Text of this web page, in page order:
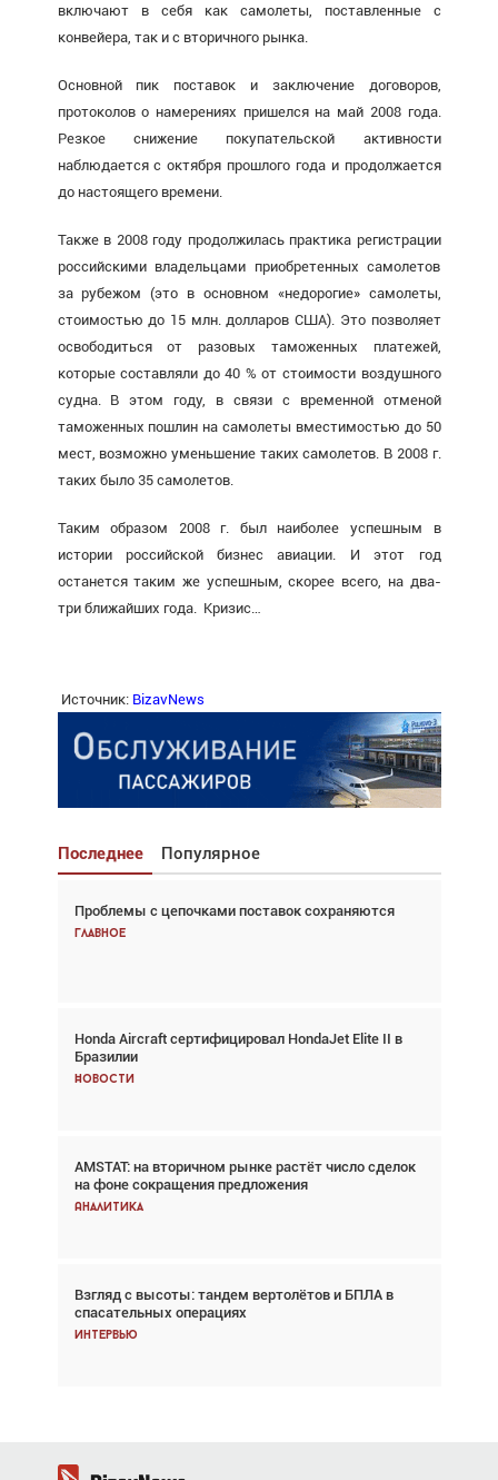
включают в себя как самолеты, поставленные с
конвейера, так и с вторичного рынка.
Основной пик поставок и заключение договоров,
протоколов о намерениях пришелся на май 2008 года.
Резкое снижение покупательской активности
наблюдается с октября прошлого года и продолжается
до настоящего времени.
Также в 2008 году продолжилась практика регистрации
российскими владельцами приобретенных самолетов
за рубежом (это в основном «недорогие» самолеты,
стоимостью до 15 млн. долларов США). Это позволяет
освободиться от разовых таможенных платежей,
которые составляли до 40 % от стоимости воздушного
судна. В этом году, в связи с временной отменой
таможенных пошлин на самолеты вместимостью до 50
мест, возможно уменьшение таких самолетов. В 2008 г.
таких было 35 самолетов.
Таким образом 2008 г. был наиболее успешным в
истории российской бизнес авиации. И этот год
останется таким же успешным, скорее всего, на два-
три ближайших года. Кризис…
Источник: BizavNews
Последнее Популярное
Проблемы с цепочками поставок сохраняются
Главное
Honda Aircraft сертифицировал HondaJet Elite II в
Бразилии
Новости
AMSTAT: на вторичном рынке растёт число сделок
на фоне сокращения предложения
Аналитика
Взгляд с высоты: тандем вертолётов и БПЛА в
спасательных операциях
Интервью
Взгляд с высоты: тандем вертолётов и БПЛА в
спасательных операциях
Авиационный фотограф Дэйв Кох: «Фотография
говорит сама за себя... а ИИ всё портит»
Новости
Проблемы с цепочками поставок сохраняются
Аналитика
Частный самолёт – это актив. Подходите к
покупке соответствующим образом
Интервью